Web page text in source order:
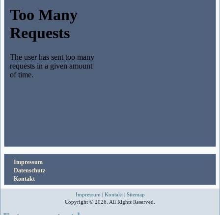
Impressum
Datenschutz
Kontakt
Impressum | Kontakt| Sitemap
Copyright © 2026. All Rights Reserved.